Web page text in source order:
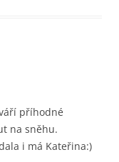
příhodné
na sněhu.
i má Kateřina:)